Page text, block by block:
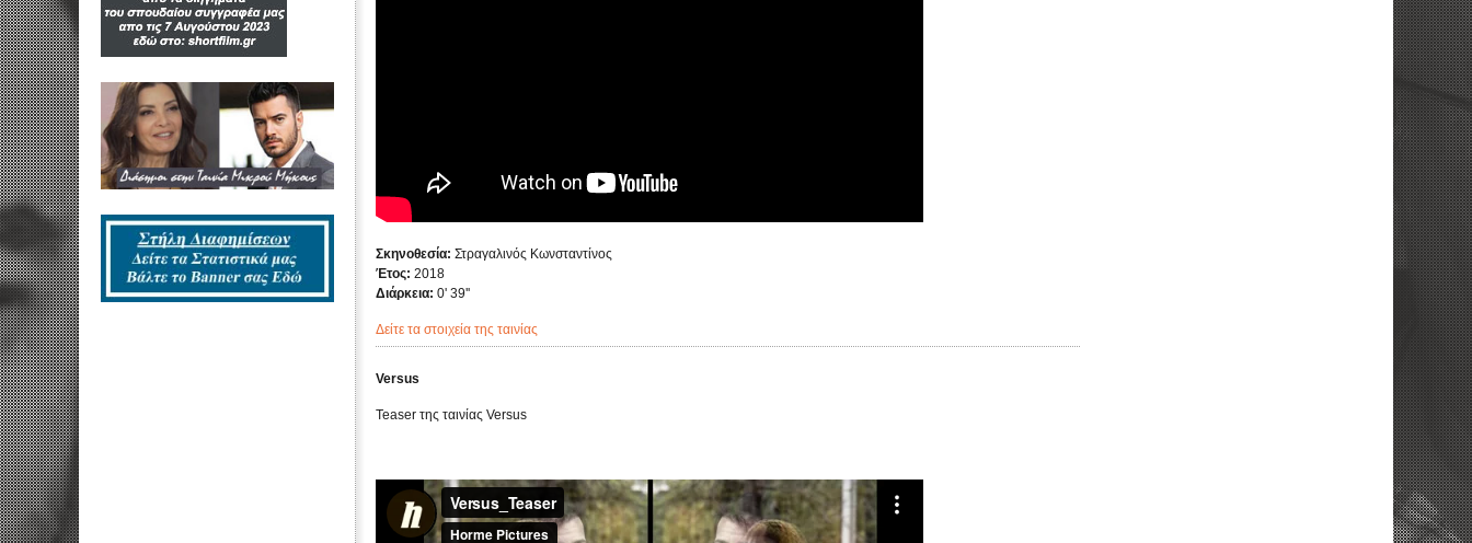
Σκηνοθεσία: Στραγαλινός Κωνσταντίνος
Έτος: 2018
Διάρκεια: 0' 39''
Δείτε τα στοιχεία της ταινίας
Versus
Teaser της ταινίας Versus